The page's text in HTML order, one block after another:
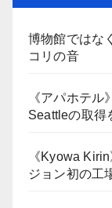
博物館ではな
コリの音
《アパホテ
Seattleの取得
《Kyowa
ジョン初の工